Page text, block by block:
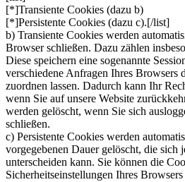
[*]Transiente Cookies (dazu b)
[*]Persistente Cookies (dazu c).[/list]
b) Transiente Cookies werden
Browser schließen. Dazu zählen
Diese speichern eine sogenannte
verschiedene Anfragen Ihres Browsers
zuordnen lassen. Dadurch kann Ihr
wenn Sie auf unsere Website
werden gelöscht, wenn Sie sich
schließen.
c) Persistente Cookies werden
vorgegebenen Dauer gelöscht, die sich
unterscheiden kann. Sie können die
Sicherheitseinstellungen Ihres